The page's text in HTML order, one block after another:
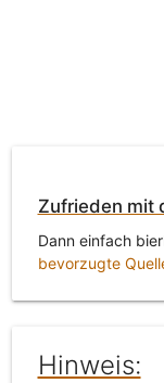
Zufrieden mit
Dann einfach
bevorzugte
Hinweis: